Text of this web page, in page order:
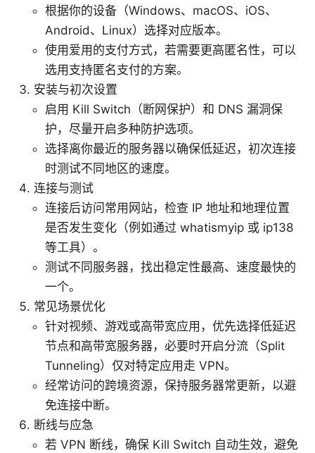
根据你的设备（Windows、macOS、iOS、
Android、Linux）选择对应版本。
使用爱用的支付方式，若需要更高匿名性，可以
选用支持匿名支付的方案。
安装与初次设置
启用 Kill Switch（断网保护）和 DNS 漏洞保
护，尽量开启多种防护选项。
选择离你最近的服务器以确保低延迟，初次连接
时测试不同地区的速度。
连接与测试
连接后访问常用网站，检查 IP 地址和地理位置
是否发生变化（例如通过 whatismyip 或 ip138
等工具）。
测试不同服务器，找出稳定性最高、速度最快的
一个。
常见场景优化
针对视频、游戏或高带宽应用，优先选择低延迟
节点和高带宽服务器，必要时开启分流（Split
Tunneling）仅对特定应用走 VPN。
经常访问的跨境资源，保持服务器常更新，以避
免连接中断。
断线与应急
若 VPN 断线，确保 Kill Switch 自动生效，避免